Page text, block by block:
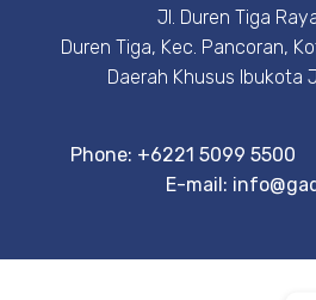
Jl. Duren Tiga
Duren Tiga, Kec. Pancoran,
Daerah Khusus Ibukota
Phone: +6221 5099 5500
E-mail: